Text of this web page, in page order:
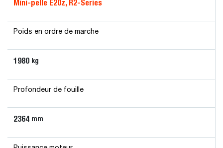
Mini-pelle E20z, R2-Series
Poids en ordre de marche
1980 kg
Profondeur de fouille
2364 mm